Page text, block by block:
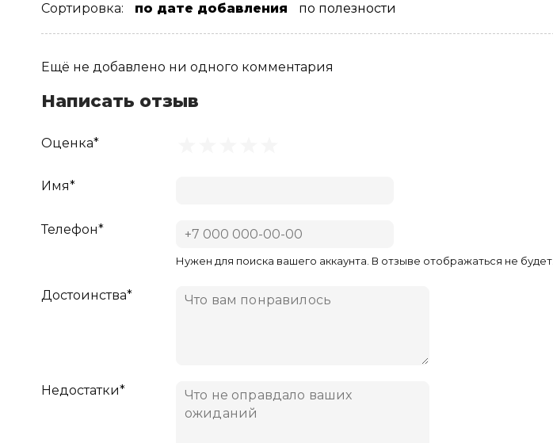
Сортировка: по дате добавления по полезности
Ещё не добавлено ни одного комментария
Написать отзыв
Оценка*
Имя*
Телефон*
Нужен для поиска вашего аккаунта. В отзыве отображаться не будет.
Достоинства*
Недостатки*